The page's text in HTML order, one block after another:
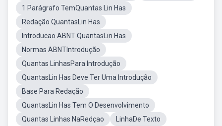
1 Parágrafo TemQuantas Lin Has
Redação QuantasLin Has
Introducao ABNT QuantasLin Has
Normas ABNTIntrodução
Quantas LinhasPara Introdução
QuantasLin Has Deve Ter Uma Introdução
Base Para Redação
QuantasLin Has Tem O Desenvolvimento
Quantas Linhas NaRedçao
LinhaDe Texto